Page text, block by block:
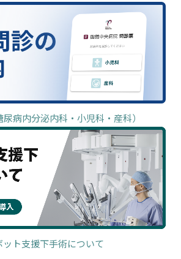
病内分泌内科・小児科・産科）
ット支援下手術について